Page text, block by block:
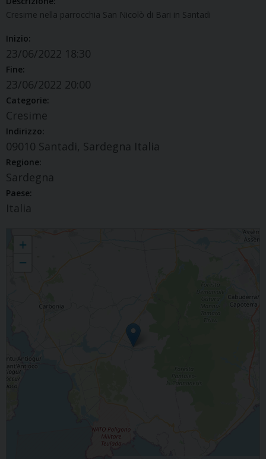
Cresime nella parrocchia San Nicolò di Bari in Santadi
Inizio:
23/06/2022 18:30
Fine:
23/06/2022 20:00
Categorie:
Cresime
Indirizzo:
09010 Santadi, Sardegna Italia
Regione:
Sardegna
Paese:
Italia
+
−